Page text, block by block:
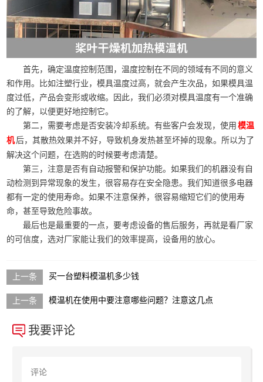
首先，确定温度控制范围，温度控制在不同的领域有不同的意义
和作用。比如注塑行业，模具温度过高，就会产生次品，如果模具温
度过低，产品会变形或收缩。因此，我们必须对模具温度有一个准确
的了解，以便更好地控制它。
第二，需要考虑是否安装冷却系统。有些客户会发现，使用 模温
机后，其散热效果并不好，导致机身发热甚至坏掉的现象。所以为了
解决这个问题，在选购的时候要考虑清楚。
第三，注意是否有自动报警和保护功能。如果我们的机器没有自
动检测到异常现象的发生，很容易存在安全隐患。我们知道很多电器
都有一定的使用寿命。如果不注意保养，很容易缩短它们的使用寿
命，甚至导致危险事故。
最后也是最重要的一点，要考虑设备的售后服务，再就是看厂家
的可信度，选对厂家能让我们的效率提高，设备用的放心。
买一台塑料模温机多少钱
模温机在使用中要注意哪些问题？注意这几点
我要评论